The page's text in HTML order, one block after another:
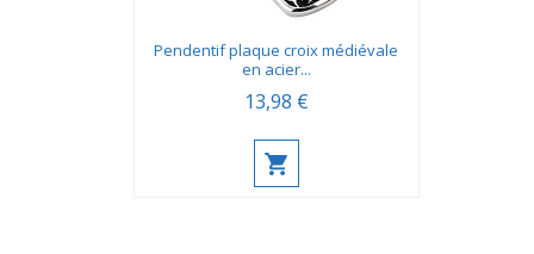
Pendentif plaque croix médiévale
en acier...
13,98 €